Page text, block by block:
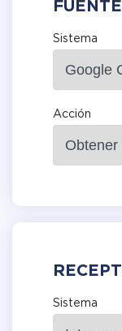
Sistema
Acción
Sistema